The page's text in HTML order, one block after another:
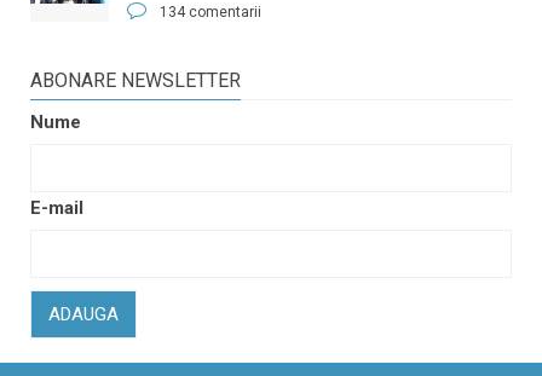
134 comentarii
ABONARE NEWSLETTER
Nume
E-mail
ADAUGA